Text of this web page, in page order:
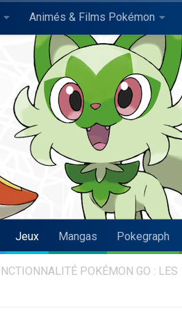
Animés & Films Pokémon
Jeux Mangas Pokegraph
POKÉMON GO : LES